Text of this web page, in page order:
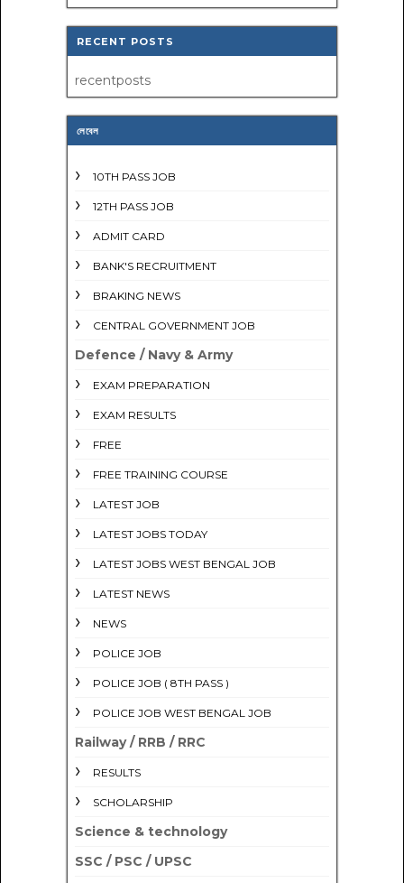
RECENT POSTS
recentposts
লেবেল
10TH PASS JOB
12TH PASS JOB
ADMIT CARD
BANK'S RECRUITMENT
BRAKING NEWS
CENTRAL GOVERNMENT JOB
Defence / Navy & Army
EXAM PREPARATION
EXAM RESULTS
FREE
FREE TRAINING COURSE
LATEST JOB
LATEST JOBS TODAY
LATEST JOBS WEST BENGAL JOB
LATEST NEWS
NEWS
POLICE JOB
POLICE JOB ( 8TH PASS )
POLICE JOB WEST BENGAL JOB
Railway / RRB / RRC
RESULTS
SCHOLARSHIP
Science & technology
SSC / PSC / UPSC